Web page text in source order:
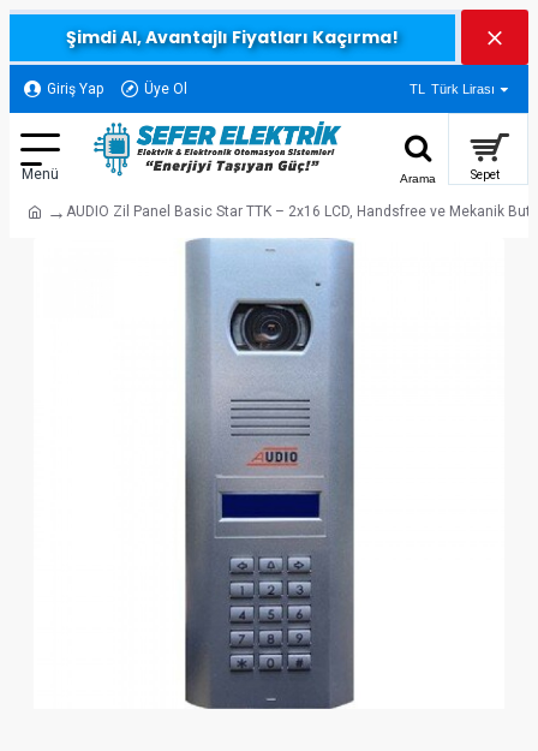
Şimdi Al, Avantajlı Fiyatları Kaçırma!
Giriş Yap Üye Ol TL Türk Lirası
AUDIO Zil Panel Basic Star TTK – 2x16 LCD, Handsfree ve Mekanik